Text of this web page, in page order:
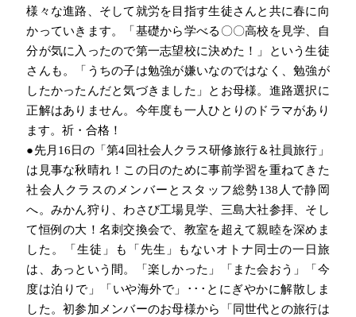
様々な進路、そして就労を目指す生徒さんと共に春に向
かっていきます。「基礎から学べる〇〇高校を見学、自
分が気に入ったので第一志望校に決めた！」という生徒
さんも。「うちの子は勉強が嫌いなのではなく、勉強が
したかったんだと気づきました」とお母様。進路選択に
正解はありません。今年度も一人ひとりのドラマがあり
ます。祈・合格！
●先月 16 日の「第4回社会人クラス研修旅行＆社員旅行」
は見事な秋晴れ！この日のために事前学習を重ねてきた
社会人クラスのメンバーとスタッフ総勢138 人で静岡
へ。みかん狩り、わさび工場見学、三島大社参拝、そし
て恒例の大！名刺交換会で、教室を超えて親睦を深めま
した。「生徒」も「先生」もないオトナ同士の一日旅
は、あっという間。「楽しかった」「また会おう」「今
度は泊りで」「いや海外で」･･･とにぎやかに解散しま
した。初参加メンバーのお母様から「同世代との旅行は